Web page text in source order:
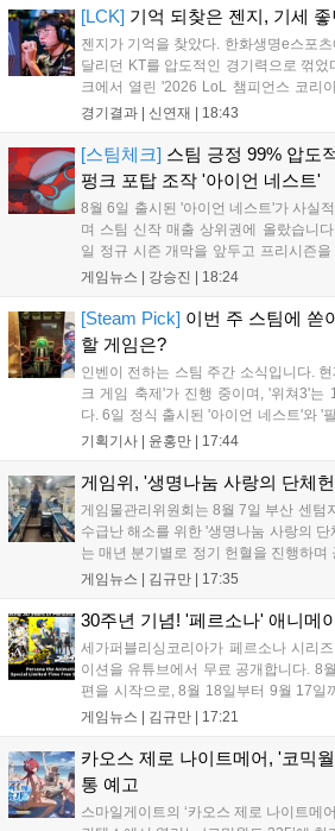
하며 POM에 선정됐...
[LCK] 기억 되찾은 젠지, 기세
젠지가 기억을 찾았다. 한화생명e스포
달리던 KT를 압도적인 경기력으로 꺾
크에서 열린 '2026 LoL 챔피언스 코리
드 레전드 그룹, kt 롤스터와 젠지 e스포
기억을 되찾기라도 한 듯 1,...
경기결과 | 신연재 | 18:43
[스팀체크] 스팀 긍정 99% 압도
펑크 포탑 조작 '아이언 네스트'
8월 6일 출시된 '아이언 네스트'가 사실
며 스팀 신작 매출 상위권에 올랐습니
일 정규 시즌 개막을 앞두고 프리시즌
기록했습니다. 25주년을 맞은 '고스트
'마블 투혼: 파이팅 소울즈'와 레트로
리'도 스팀에 정식 출시되었습니다....
게임뉴스 | 강승진 | 18:24
[Steam Pick] 이번 주 스팀에 쏟
할 게임은?
인벤이 전하는 스팀 주간 소식입니다.
크 게임 축제'가 진행 중이며, '위쳐3'는
다. 6일 정식 출시된 '아이언 네스트'와 '
세어 코브'가 호평받고 있습니다. 한편,
다. 유비소프트의 '고스트리콘: 와일드랜
기획기사 | 윤홍만 | 17:44
게임위, '생명나눔 사랑의 단체
게임물관리위원회는 8월 7일 부산 센텀
수급난 해소를 위한 '생명나눔 사랑의
는 매년 분기별로 정기 헌혈을 진행하
고 있으며, 이번 행사에는 영화진흥위
따뜻한 실천에 참여한 모든 임직원에게
게임뉴스 | 김규만 | 17:35
30주년 기념! '페르소나' 애니메
세가퍼블리싱코리아가 페르소나 시리
이션을 유튜브에서 무료 공개합니다. 8
편을 시작으로, 8월 18일부터 9월 17일
월 15일부터 10월 14일까지 페르소나5
영상 및 대형 전광판에 소개될 예정입니
게임뉴스 | 김규만 | 17:21
카오스 제로 나이트메어, '코믹
통 예고
스마일게이트의 ‘카오스 제로 나이트메